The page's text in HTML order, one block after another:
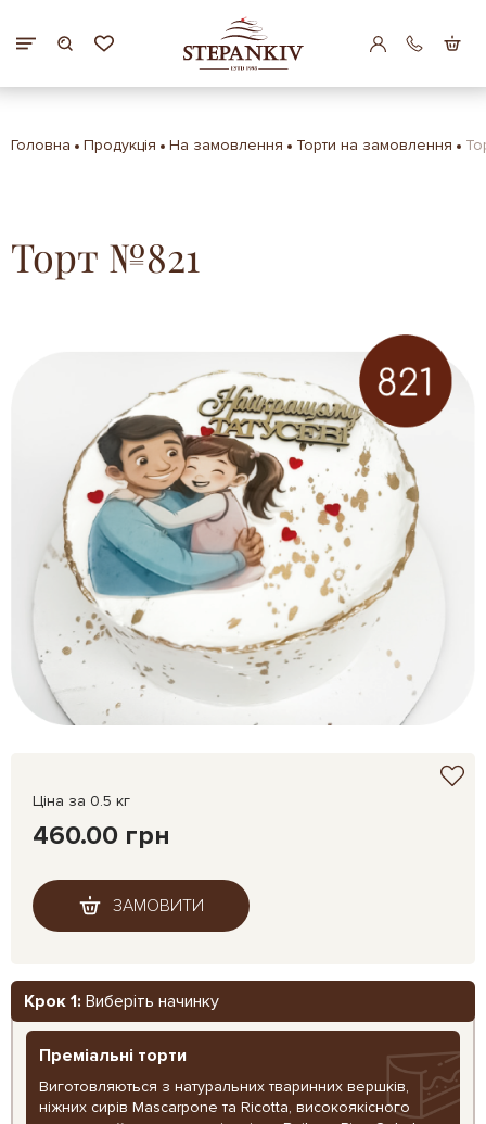
Головна Продукція На замовлення Торти на замовлення
Торт №821
Ціна за 0.5 кг
460.00 грн
ЗАМОВИТИ
Крок 1: Виберіть начинку
Преміальні торти
Виготовляються з натуральних тваринних вершків,
ніжних сирів Mascarpone та Ricotta, високоякісного